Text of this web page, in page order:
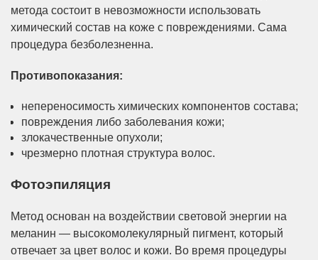
метода состоит в невозможности использовать
химический состав на коже с повреждениями. Сама
процедура безболезненна.
Противопоказания:
непереносимость химических компонентов состава;
повреждения либо заболевания кожи;
злокачественные опухоли;
чрезмерно плотная структура волос.
Фотоэпиляция
Метод основан на воздействии световой энергии на
меланин — высокомолекулярный пигмент, который
отвечает за цвет волос и кожи. Во время процедуры